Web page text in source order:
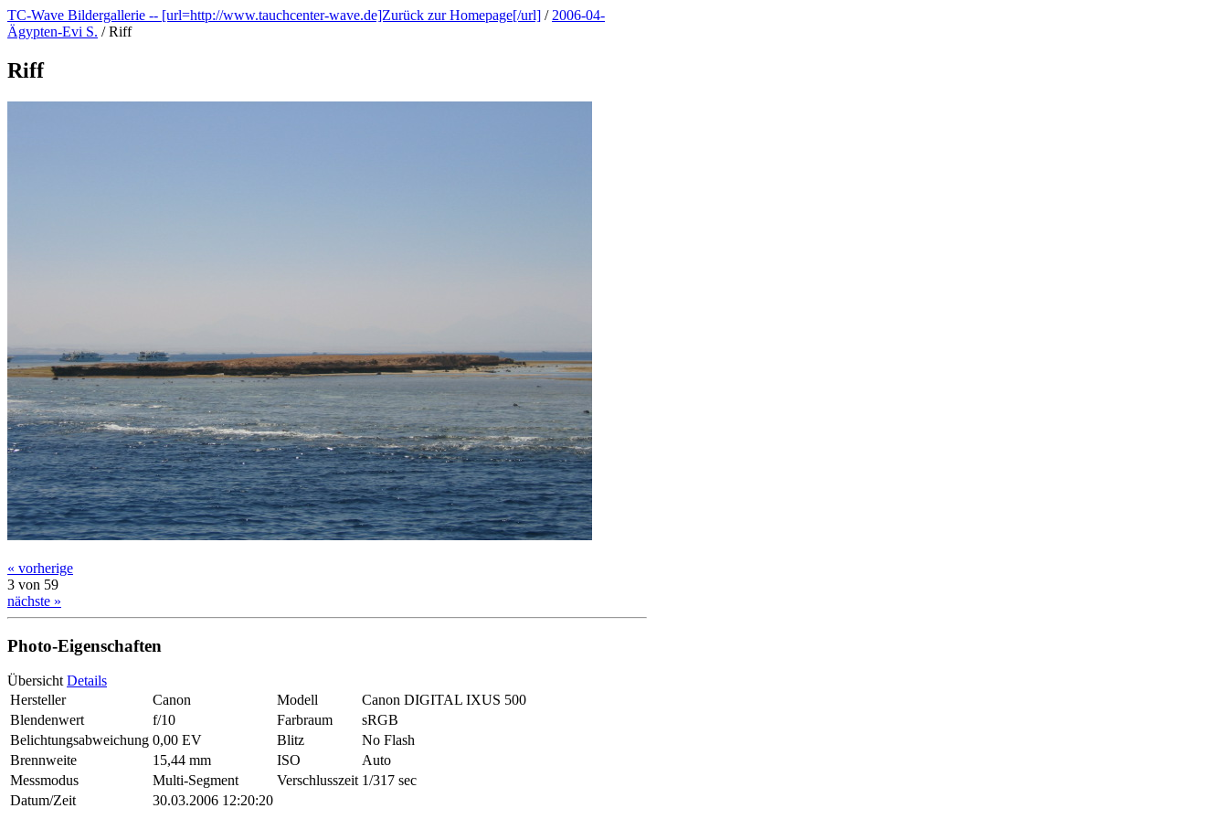
TC-Wave Bildergallerie -- [url=http://www.tauchcenter-wave.de]Zurück zur Homepage[/url] / 2006-04-
Ägypten-Evi S. /Riff
Riff
« vorherige
3 von 59
nächste »
Photo-Eigenschaften
Übersicht Details
Hersteller
Canon Modell
Canon DIGITAL IXUS 500
Blendenwert
f/10 Farbraum
sRGB
Belichtungsabweichung 0,00 EV Blitz
No Flash
Brennweite
15,44 mm ISO
Auto
Messmodus
Multi-Segment Verschlusszeit 1/317 sec
Datum/Zeit
30.03.2006 12:20:20